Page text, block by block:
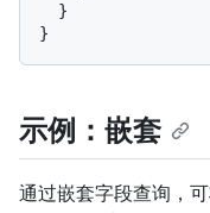
}
}
示例：嵌套
通过嵌套字段查询，